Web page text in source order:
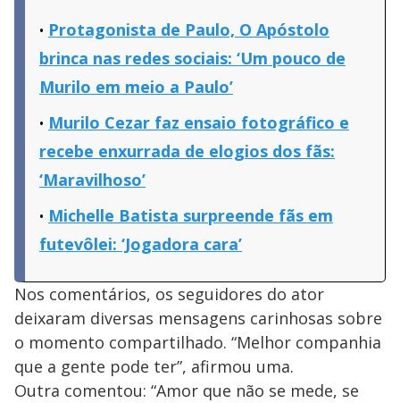
Protagonista de Paulo, O Apóstolo
brinca nas redes sociais: ‘Um pouco de
Murilo em meio a Paulo’
Murilo Cezar faz ensaio fotográfico e
recebe enxurrada de elogios dos fãs:
‘Maravilhoso’
Michelle Batista surpreende fãs em
futevôlei: ‘Jogadora cara’
Nos comentários, os seguidores do ator
deixaram diversas mensagens carinhosas sobre
o momento compartilhado. “Melhor companhia
que a gente pode ter”, afirmou uma.
Outra comentou: “Amor que não se mede, se